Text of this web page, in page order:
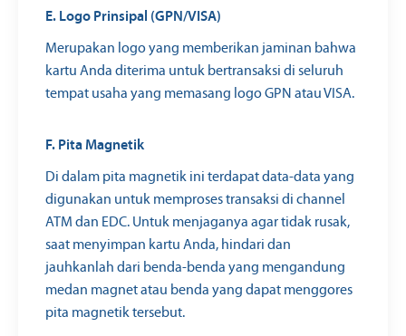
E. Logo Prinsipal (GPN/VISA)
Merupakan logo yang memberikan jaminan bahwa
kartu Anda diterima untuk bertransaksi di seluruh
tempat usaha yang memasang logo GPN atau VISA.
F. Pita Magnetik
Di dalam pita magnetik ini terdapat data-data yang
digunakan untuk memproses transaksi di channel
ATM dan EDC. Untuk menjaganya agar tidak rusak,
saat menyimpan kartu Anda, hindari dan
jauhkanlah dari benda-benda yang mengandung
medan magnet atau benda yang dapat menggores
pita magnetik tersebut.